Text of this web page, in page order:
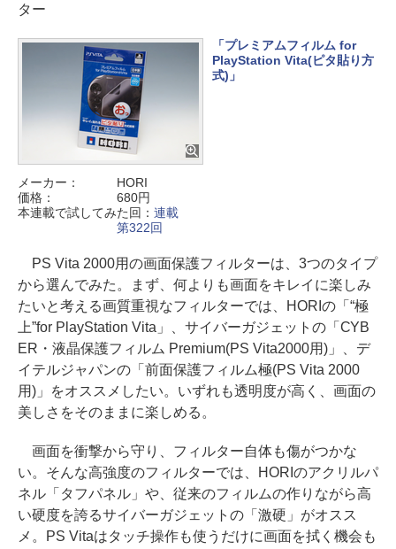
ター
「プレミアムフィルム for
PlayStation Vita(ピタ貼り方
式)」
メーカー：
HORI
価格：
680円
本連載で試してみた回： 連載
第322回
PS Vita 2000用の画面保護フィルターは、3つのタイプ
から選んでみた。まず、何よりも画面をキレイに楽しみ
たいと考える画質重視なフィルターでは、HORIの「“極
上”for PlayStation Vita」、サイバーガジェットの「CYB
ER・液晶保護フィルム Premium(PS Vita2000用)」、デ
イテルジャパンの「前面保護フィルム極(PS Vita 2000
用)」をオススメしたい。いずれも透明度が高く、画面の
美しさをそのままに楽しめる。
画面を衝撃から守り、フィルター自体も傷がつかな
い。そんな高強度のフィルターでは、HORIのアクリルパ
ネル「タフパネル」や、従来のフィルムの作りながら高
い硬度を誇るサイバーガジェットの「激硬」がオスス
メ。PS Vitaはタッチ操作も使うだけに画面を拭く機会も